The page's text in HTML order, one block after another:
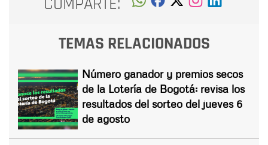
TEMAS RELACIONADOS
Número ganador y premios secos
de la Lotería de Bogotá: revisa los
resultados del sorteo del jueves 6
de agosto